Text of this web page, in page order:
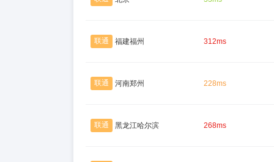
联通 福建福州 312ms
联通 河南郑州 228ms
联通 黑龙江哈尔滨 268ms